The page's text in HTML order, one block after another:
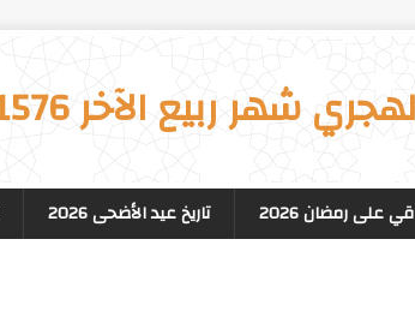
شهر ربيع الآخر 1576
على رمضان 2026 تاريخ عيد الأضحى 2026